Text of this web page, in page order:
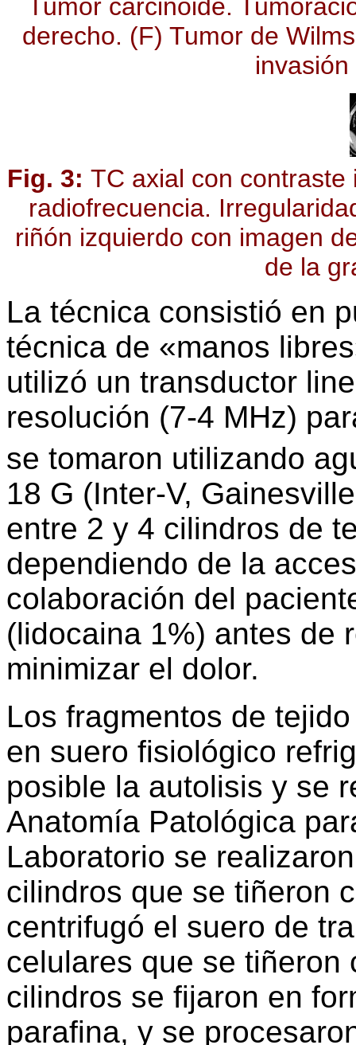
Tumor carcinoide.
derecho. (F) Tumor de
Fig. 3: TC axial con
radiofrecuencia.
riñón izquierdo con imagen
de la
La técnica consistió en
técnica de «manos
utilizó un transductor
resolución (7-4 MHz)
se tomaron utilizando
18 G (Inter-V,
entre 2 y 4 cilindros de
dependiendo de la
colaboración del
(lidocaina 1%) antes de
minimizar el dolor.
Los fragmentos de
en suero fisiológico
posible la autolisis y se
Anatomía Patológica
Laboratorio se
cilindros que se tiñeron
centrifugó el suero de
celulares que se tiñeron
cilindros se fijaron en
parafina, y se